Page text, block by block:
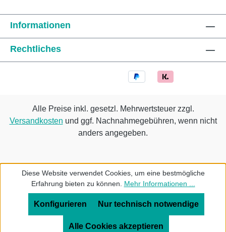
Informationen
Rechtliches
Alle Preise inkl. gesetzl. Mehrwertsteuer zzgl.
Versandkosten und ggf. Nachnahmegebühren, wenn nicht
anders angegeben.
Diese Website verwendet Cookies, um eine bestmögliche
Erfahrung bieten zu können. Mehr Informationen ...
Nur technisch notwendige
Konfigurieren
Alle Cookies akzeptieren